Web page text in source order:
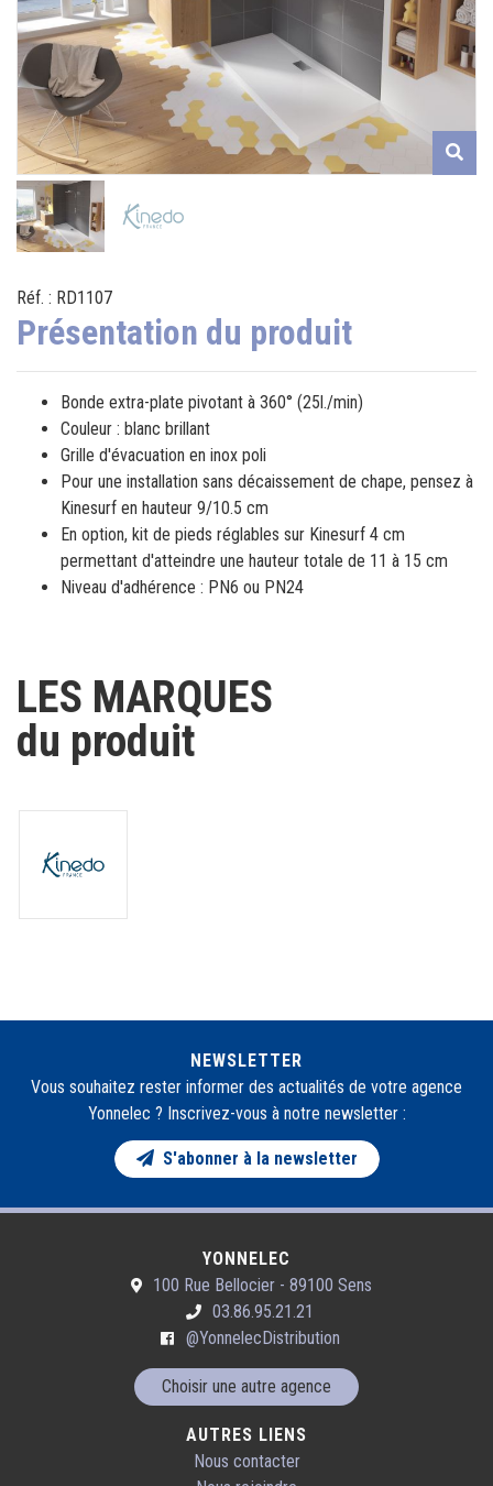
Réf. : RD1107
Présentation du produit
Bonde extra-plate pivotant à 360° (25l./min)
Couleur : blanc brillant
Grille d'évacuation en inox poli
Pour une installation sans décaissement de chape, pensez à
Kinesurf en hauteur 9/10.5 cm
En option, kit de pieds réglables sur Kinesurf 4 cm
permettant d'atteindre une hauteur totale de 11 à 15 cm
Niveau d'adhérence : PN6 ou PN24
LES MARQUES
du produit
NEWSLETTER
Vous souhaitez rester informer des actualités de votre agence
Yonnelec ? Inscrivez-vous à notre newsletter :
S'abonner à la newsletter
YONNELEC
100 Rue Bellocier - 89100 Sens
03.86.95.21.21
@YonnelecDistribution
Choisir une autre agence
AUTRES LIENS
Nous contacter